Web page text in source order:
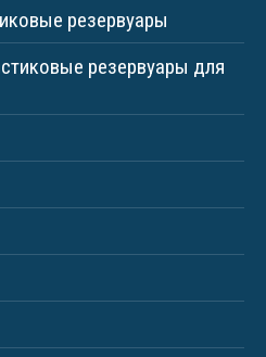
резервуары
резервуары для